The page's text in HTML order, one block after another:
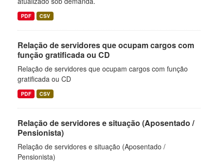
PDF CSV
Relação de servidores que ocupam cargos com
função gratificada ou CD
Relação de servidores que ocupam cargos com função
gratificada ou CD
PDF CSV
Relação de servidores e situação (Aposentado /
Pensionista)
Relação de servidores e situação (Aposentado /
Pensionista)